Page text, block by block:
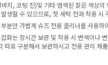
지, 코팅 진)및 기타 염색된 짙은 색상의
생할 수 있으므로, 첫 세탁 전과 착용 시
분만 가볍게 슈즈 전용 클리너를 사용하
화는 장시간 보관 및 착용 시 변색이나
따로 구분해서 보관하시고 전용 관리 제